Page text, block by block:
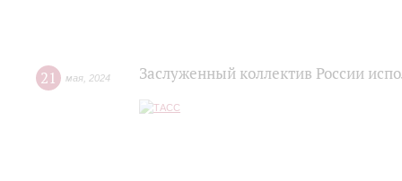
21 мая 2024 Заслуженный коллектив России